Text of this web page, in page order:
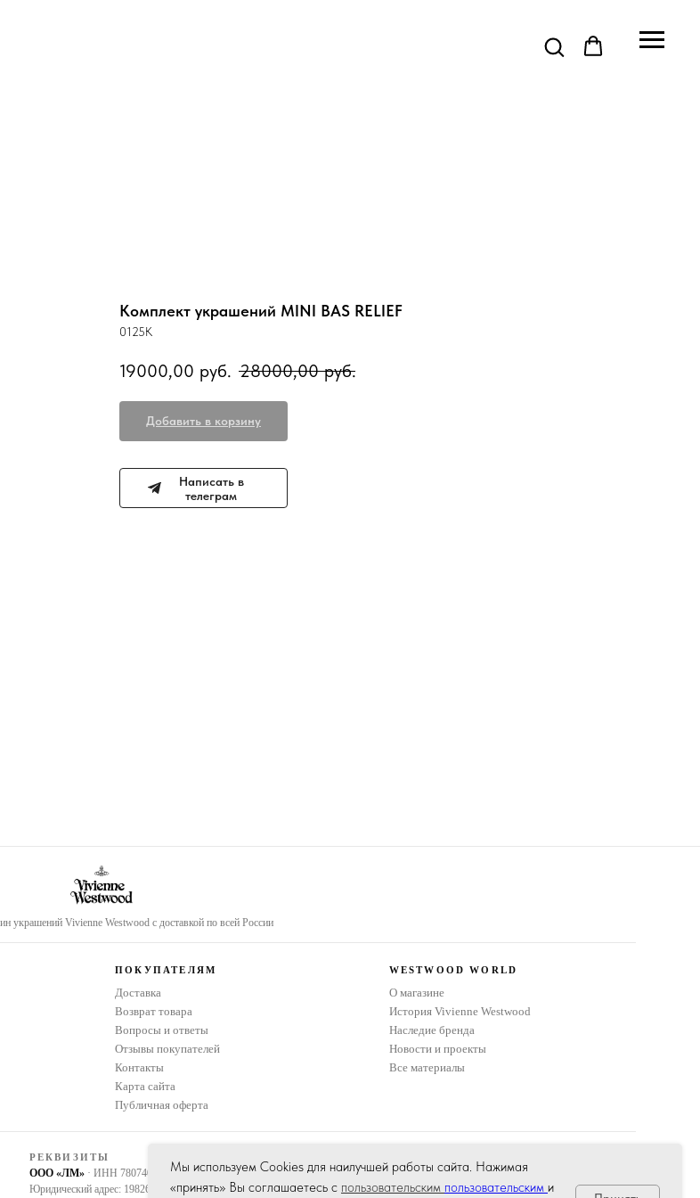
Комплект украшений MINI BAS RELIEF
0125К
19000,00 руб. 28000,00 руб.
Добавить в корзину
Написать в
телеграм
Мы используем Cookies для наилучшей работы сайта. Нажимая
«принять» Вы соглашаетесь с пользовательским пользовательским и
украшений Vivienne Westwood с доставкой по всей России
ПОКУПАТЕЛЯМ
Доставка
Возврат товара
Вопросы и ответы
Отзывы покупателей
Контакты
Карта сайта
Публичная оферта
WESTWOOD WORLD
О магазине
История Vivienne Westwood
Наследие бренда
Новости и проекты
Все материалы
РЕКВИЗИТЫ
ООО «ЛМ»· ИНН 7807405914 · КПП 780701001 · ОГРН 1267800045149
Юридический адрес: 198264, Россия, г. Санкт-Петербург, пр-кт Ветеранов, д. 155, лит. А, кв. 112